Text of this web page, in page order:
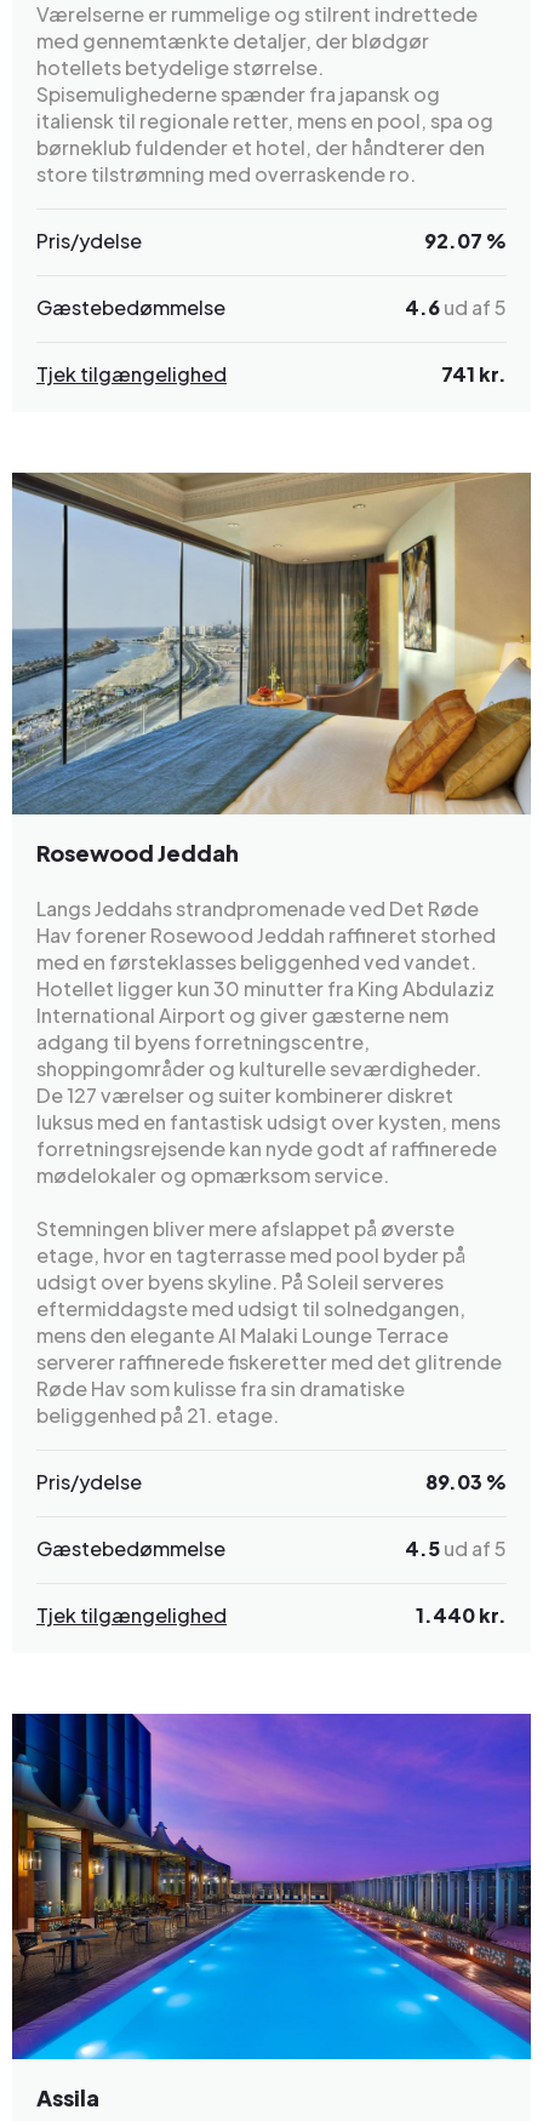
Værelserne er rummelige og stilrent indrettede
med gennemtænkte detaljer, der blødgør
hotellets betydelige størrelse.
Spisemulighederne spænder fra japansk og
italiensk til regionale retter, mens en pool, spa og
børneklub fuldender et hotel, der håndterer den
store tilstrømning med overraskende ro.
Pris/ydelse 92.07 %
Gæstebedømmelse 4.6ud af 5
Tjek tilgængelighed 741 kr.
Rosewood Jeddah
Langs Jeddahs strandpromenade ved Det Røde
Hav forener Rosewood Jeddah raffineret storhed
med en førsteklasses beliggenhed ved vandet.
Hotellet ligger kun 30 minutter fra King Abdulaziz
International Airport og giver gæsterne nem
adgang til byens forretningscentre,
shoppingområder og kulturelle seværdigheder.
De 127 værelser og suiter kombinerer diskret
luksus med en fantastisk udsigt over kysten, mens
forretningsrejsende kan nyde godt af raffinerede
mødelokaler og opmærksom service.
Stemningen bliver mere afslappet på øverste
etage, hvor en tagterrasse med pool byder på
udsigt over byens skyline. På Soleil serveres
eftermiddagste med udsigt til solnedgangen,
mens den elegante Al Malaki Lounge Terrace
serverer raffinerede fiskeretter med det glitrende
Røde Hav som kulisse fra sin dramatiske
beliggenhed på 21. etage.
Pris/ydelse 89.03 %
Gæstebedømmelse 4.5ud af 5
Tjek tilgængelighed 1.440 kr.
Assila